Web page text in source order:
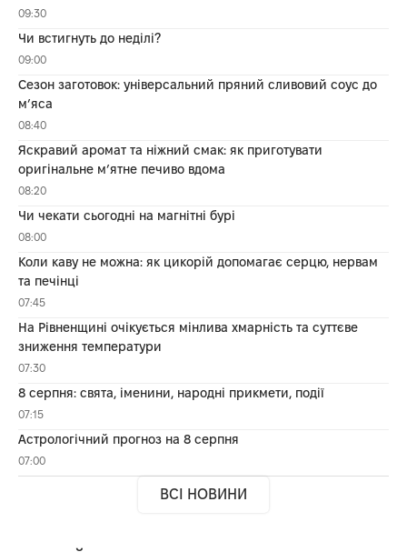
09:30
Чи встигнуть до неділі?
09:00
Сезон заготовок: універсальний пряний сливовий соус до
мʼяса
08:40
Яскравий аромат та ніжний смак: як приготувати
оригінальне м’ятне печиво вдома
08:20
Чи чекати сьогодні на магнітні бурі
08:00
Коли каву не можна: як цикорій допомагає серцю, нервам
та печінці
07:45
На Рівненщині очікується мінлива хмарність та суттєве
зниження температури
07:30
8 серпня: свята, іменини, народні прикмети, події
07:15
Астрологічний прогноз на 8 серпня
07:00
ВСІ НОВИНИ